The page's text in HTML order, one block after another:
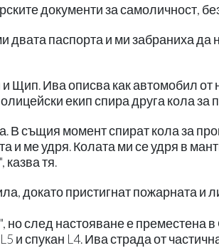
документи за самоличност,
двата паспорта и ми забраниха да
Щип. Ива описва как автомобил
екип спира друга кола за
В същия момент спират кола за
и ме удря. Колата ми се удря в
казва тя.
докато пристигнат пожарната и
но след настояване е преместена
и спукан L4. Ива страда от